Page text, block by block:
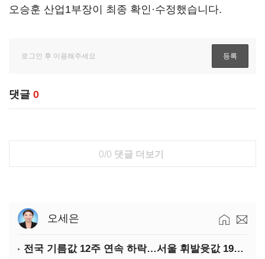
오승훈 산업1부장이 최종 확인·수정했습니다.
댓글 0
0/0 댓글 더보기
오세은
전국 기름값 12주 연속 하락…서울 휘발윳값 1909원